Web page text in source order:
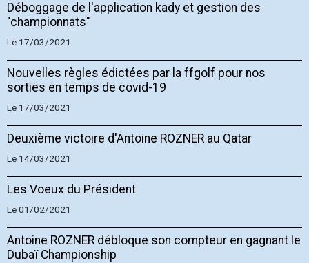
Déboggage de l'application kady et gestion des
"championnats"
Le 17/03/2021
Nouvelles règles édictées par la ffgolf pour nos
sorties en temps de covid-19
Le 17/03/2021
Deuxième victoire d'Antoine ROZNER au Qatar
Le 14/03/2021
Les Voeux du Président
Le 01/02/2021
Antoine ROZNER débloque son compteur en gagnant le
Dubaï Championship